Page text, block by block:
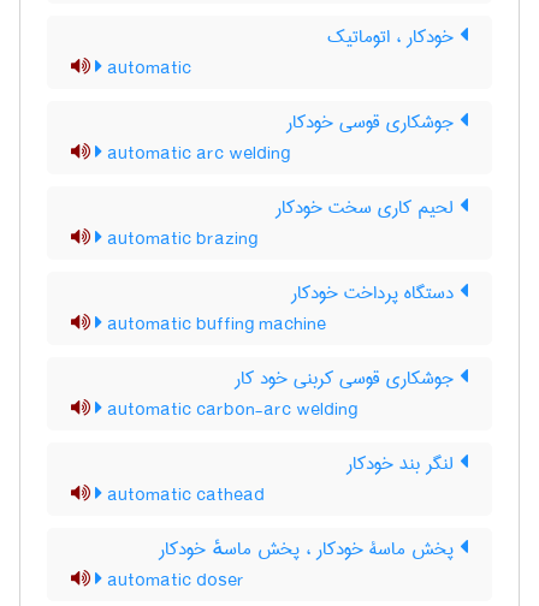
خودکار ، اتوماتیک
automatic
جوشکاری قوسی خودکار
automatic arc welding
لحیم کاری سخت خودکار
automatic brazing
دستگاه پرداخت خودکار
automatic buffing machine
جوشکاری قوسی کربنی خود کار
automatic carbon-arc welding
لنگر بند خودکار
automatic cathead
پخش ماسۀ خودکار ، پخش ماسهٔ خودکار
automatic doser